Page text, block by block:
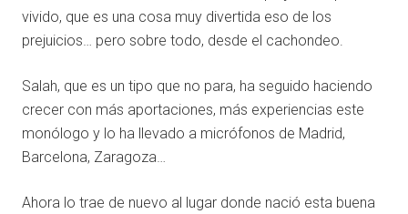
vivido, que es una cosa muy divertida eso de los
prejuicios… pero sobre todo, desde el cachondeo.
Salah, que es un tipo que no para, ha seguido haciendo
crecer con más aportaciones, más experiencias este
monólogo y lo ha llevado a micrófonos de Madrid,
Barcelona, Zaragoza…
Ahora lo trae de nuevo al lugar donde nació esta buena